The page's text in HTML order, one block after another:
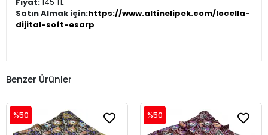
Fiyat:145 TL
Satın Almak için:https://www.altinelipek.com/locella-
dijital-soft-esarp
Benzer Ürünler
%50 %50